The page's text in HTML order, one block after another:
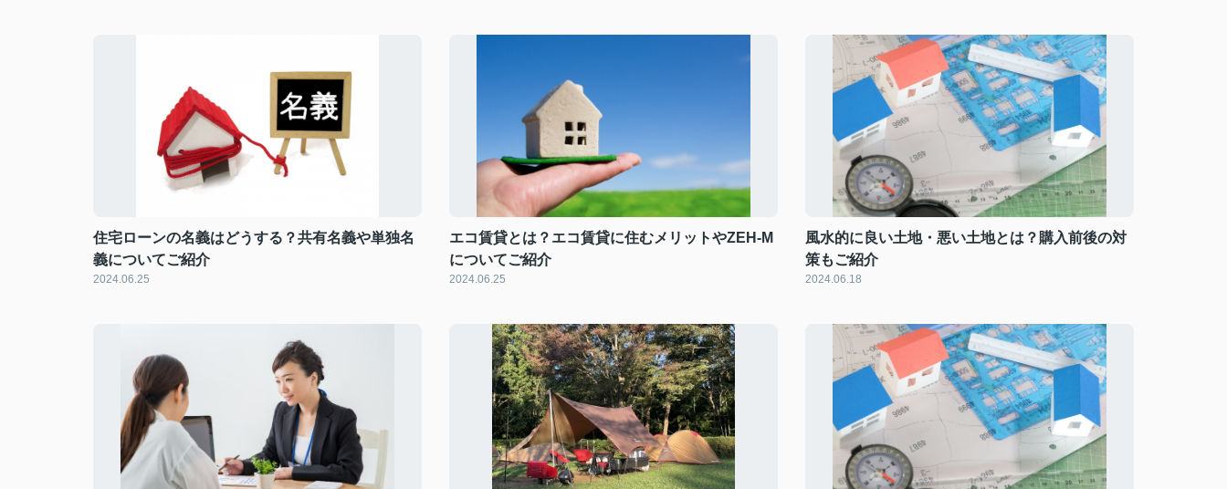
住宅ローンの名義はどうする？共有名義や単独名
義についてご紹介
2024.06.25
エコ賃貸とは？エコ賃貸に住むメリットやZEH-M
についてご紹介
2024.06.25
風水的に良い土地・悪い土地とは？購入前後の対
策もご紹介
2024.06.18